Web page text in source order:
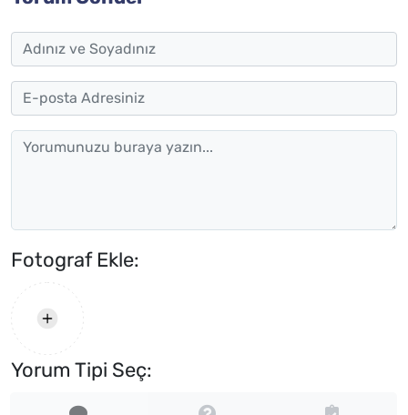
Fotograf Ekle:
Yorum Tipi Seç: